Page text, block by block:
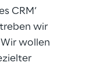
CRM‘
wir
Wir wollen